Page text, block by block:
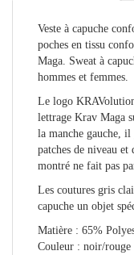
Veste à capuche
poches en tissu
Maga. Sweat à
hommes et femmes.
Le logo
lettrage Krav Maga
la manche gauche,
patches de niveau
montré ne fait pas
Les coutures gris
capuche un objet
Matière : 65%
Couleur : noir/rouge